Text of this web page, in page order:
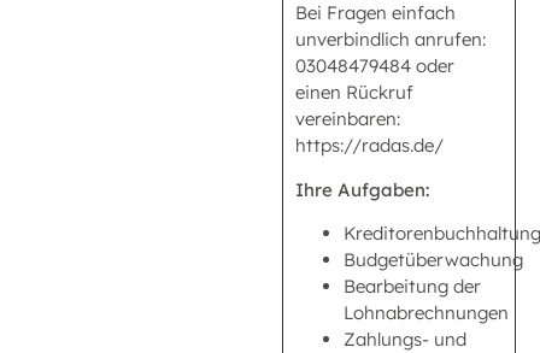
Bei Fragen einfach
unverbindlich anrufen:
03048479484 oder
einen Rückruf
vereinbaren:
https://radas.de/
Ihre Aufgaben:
Kreditorenbuchhaltung
Budgetüberwachung
Bearbeitung der
Lohnabrechnungen
Zahlungs- und